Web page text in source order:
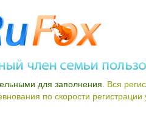
для заполнения. Вся
по скорости